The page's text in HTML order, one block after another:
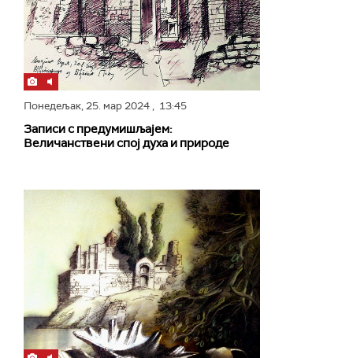
Понедељак,25. мар 2024, 13:45
Записи с предумишљајем:
Величанствени спој духа и природе